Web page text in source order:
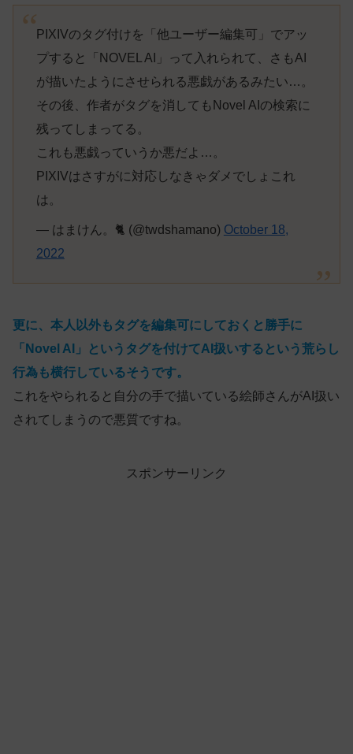
PIXIVのタグ付けを「他ユーザー編集可」でアッ
プすると「NOVEL AI」って入れられて、さもAI
が描いたようにさせられる悪戯があるみたい…。
その後、作者がタグを消してもNovel AIの検索に
残ってしまってる。
これも悪戯っていうか悪だよ…。
PIXIVはさすがに対応しなきゃダメでしょこれ
は。
— はまけん。🐈 (@twdshamano) October 18,
2022
更に、本人以外もタグを編集可にしておくと勝手に
「Novel AI」というタグを付けてAI扱いするという荒らし
行為も横行しているそうです。
これをやられると自分の手で描いている絵師さんがAI扱い
されてしまうので悪質ですね。
スポンサーリンク